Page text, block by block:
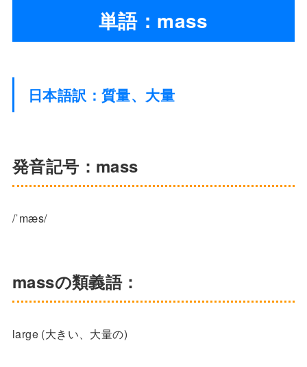
単語：mass
日本語訳：質量、大量
発音記号：mass
/ˈmæs/
massの類義語：
large (大きい、大量の)